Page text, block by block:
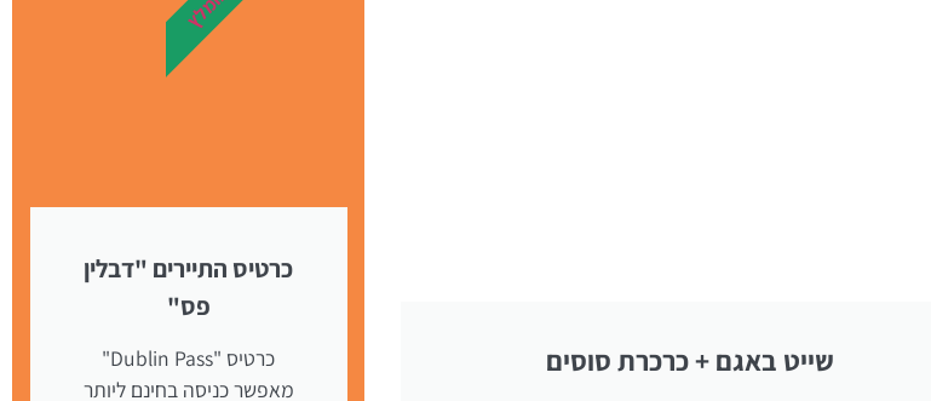
שייט באגם + כרכרת סוסים
מציאת מלון
מומלץ?
כרטיס התיירים "דבלין
פס"
כרטיס "Dublin Pass"
מאפשר כניסה בחינם ליותר